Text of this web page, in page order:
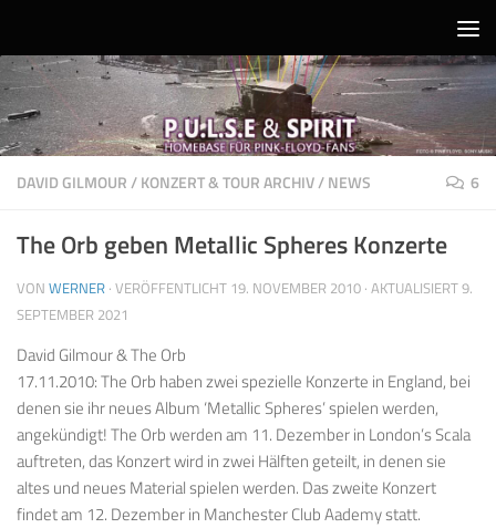
DAVID GILMOUR/KONZERT & TOUR ARCHIV/NEWS 6
The Orb geben Metallic Spheres Konzerte
VON WERNER · VERÖFFENTLICHT 19. NOVEMBER 2010 · AKTUALISIERT9.
SEPTEMBER 2021
David Gilmour & The Orb
17.11.2010: The Orb haben zwei spezielle Konzerte in England, bei
denen sie ihr neues Album ‘Metallic Spheres’ spielen werden,
angekündigt! The Orb werden am 11. Dezember in London’s Scala
auftreten, das Konzert wird in zwei Hälften geteilt, in denen sie
altes und neues Material spielen werden. Das zweite Konzert
findet am 12. Dezember in Manchester Club Aademy statt.